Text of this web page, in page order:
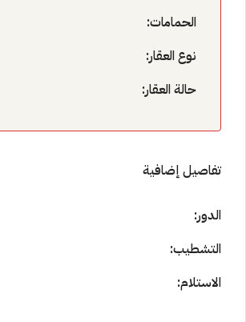
الحمامات:
نوع العقار:
حالة العقار:
تفاصيل إضافية
الدور:
التشطيب:
الاستلام: